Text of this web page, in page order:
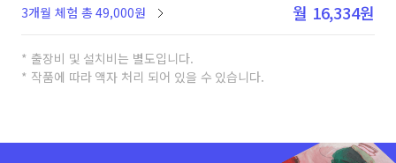
3개월 체험 총 49,000원 월 16,334원
* 출장비 및 설치비는 별도입니다.
* 작품에 따라 액자 처리 되어 있을 수 있습니다.